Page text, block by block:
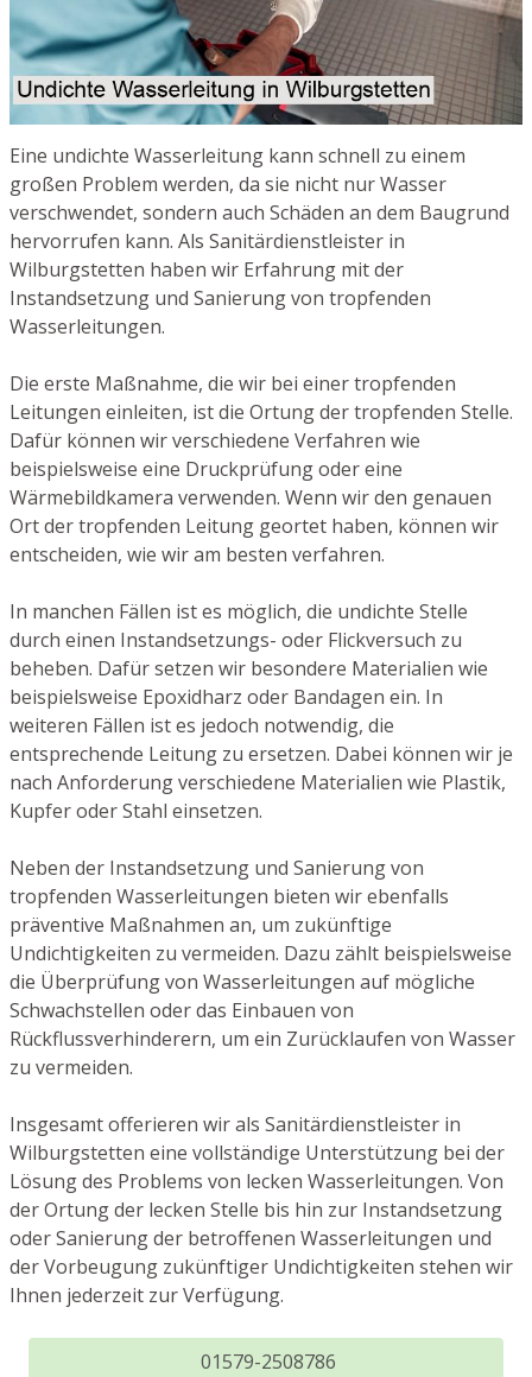
Eine undichte Wasserleitung kann schnell zu einem
großen Problem werden, da sie nicht nur Wasser
verschwendet, sondern auch Schäden an dem Baugrund
hervorrufen kann. Als Sanitärdienstleister in
Wilburgstetten haben wir Erfahrung mit der
Instandsetzung und Sanierung von tropfenden
Wasserleitungen.
Die erste Maßnahme, die wir bei einer tropfenden
Leitungen einleiten, ist die Ortung der tropfenden Stelle.
Dafür können wir verschiedene Verfahren wie
beispielsweise eine Druckprüfung oder eine
Wärmebildkamera verwenden. Wenn wir den genauen
Ort der tropfenden Leitung geortet haben, können wir
entscheiden, wie wir am besten verfahren.
In manchen Fällen ist es möglich, die undichte Stelle
durch einen Instandsetzungs- oder Flickversuch zu
beheben. Dafür setzen wir besondere Materialien wie
beispielsweise Epoxidharz oder Bandagen ein. In
weiteren Fällen ist es jedoch notwendig, die
entsprechende Leitung zu ersetzen. Dabei können wir je
nach Anforderung verschiedene Materialien wie Plastik,
Kupfer oder Stahl einsetzen.
Neben der Instandsetzung und Sanierung von
tropfenden Wasserleitungen bieten wir ebenfalls
präventive Maßnahmen an, um zukünftige
Undichtigkeiten zu vermeiden. Dazu zählt beispielsweise
die Überprüfung von Wasserleitungen auf mögliche
Schwachstellen oder das Einbauen von
Rückflussverhinderern, um ein Zurücklaufen von Wasser
zu vermeiden.
Insgesamt offerieren wir als Sanitärdienstleister in
Wilburgstetten eine vollständige Unterstützung bei der
Lösung des Problems von lecken Wasserleitungen. Von
der Ortung der lecken Stelle bis hin zur Instandsetzung
oder Sanierung der betroffenen Wasserleitungen und
der Vorbeugung zukünftiger Undichtigkeiten stehen wir
Ihnen jederzeit zur Verfügung.
01579-2508786